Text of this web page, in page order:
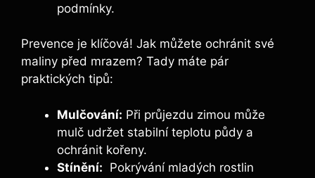
podmínky.
Prevence je klíčová! Jak můžete ⁢ochránit své ​
maliny před mrazem? Tady máte pár
praktických tipů:
Mulčování: Při průjezdu zimou⁢ může
mulč udržet stabilní teplotu půdy a⁢
ochránit ⁣kořeny.
Stínění: ‌ Pokrývání mladých rostlin